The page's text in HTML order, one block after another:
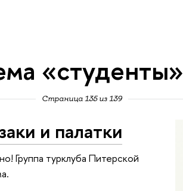
«студенты»
Страница 135 из 139
и палатки
Группа турклуба Питерской